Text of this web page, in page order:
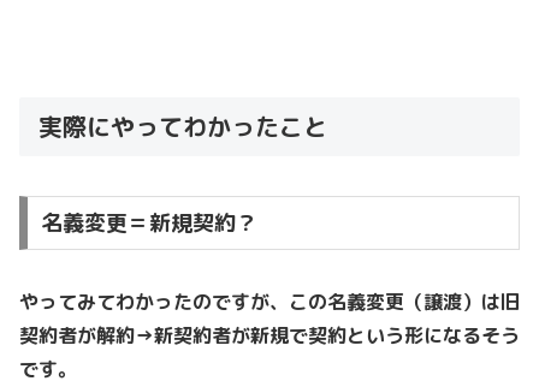
実際にやってわかったこと
名義変更＝新規契約？
やってみてわかったのですが、この名義変更（譲渡）は旧
契約者が解約→新契約者が新規で契約という形になるそう
です。